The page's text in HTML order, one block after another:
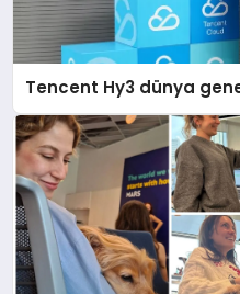
Tencent Hy3 dünya